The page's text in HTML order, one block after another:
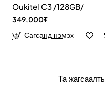
Oukitel C3 /128GB/
349,000₮
Сагсанд нэмэх
Та